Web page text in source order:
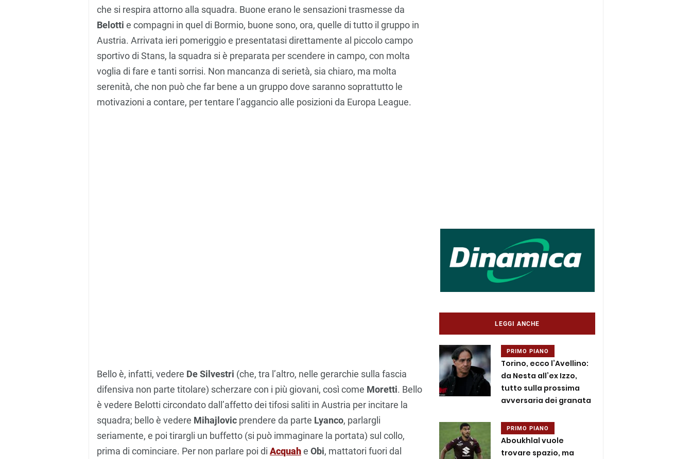
che si respira attorno alla squadra. Buone erano le sensazioni trasmesse da
Belotti e compagni in quel di Bormio, buone sono, ora, quelle di tutto il gruppo in
Austria. Arrivata ieri pomeriggio e presentatasi direttamente al piccolo campo
sportivo di Stans, la squadra si è preparata per scendere in campo, con molta
voglia di fare e tanti sorrisi. Non mancanza di serietà, sia chiaro, ma molta
serenità, che non può che far bene a un gruppo dove saranno soprattutto le
motivazioni a contare, per tentare l’aggancio alle posizioni da Europa League.
Bello è, infatti, vedere De Silvestri (che, tra l’altro, nelle gerarchie sulla fascia
difensiva non parte titolare) scherzare con i più giovani, così come Moretti. Bello
è vedere Belotti circondato dall’affetto dei tifosi saliti in Austria per incitare la
squadra; bello è vedere Mihajlovic prendere da parte Lyanco, parlargli
seriamente, e poi tirargli un buffetto (si può immaginare la portata) sul collo,
prima di cominciare. Per non parlare poi di Acquahe Obi, mattatori fuori dal
LEGGI ANCHE
PRIMO PIANO
Torino, ecco l’Avellino:
da Nesta all’ex Izzo,
tutto sulla prossima
avversaria dei granata
PRIMO PIANO
Aboukhlal vuole
trovare spazio, ma